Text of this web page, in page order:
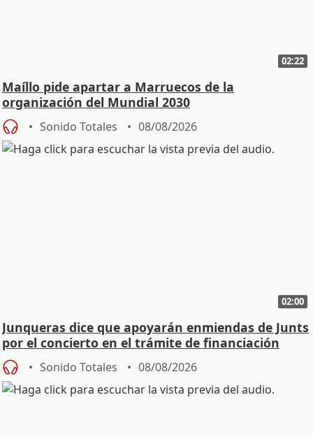
02:22
Maíllo pide apartar a Marruecos de la
organización del Mundial 2030
Sonido Totales 08/08/2026
02:00
Junqueras dice que apoyarán enmiendas de Junts
por el concierto en el trámite de financiación
Sonido Totales 08/08/2026